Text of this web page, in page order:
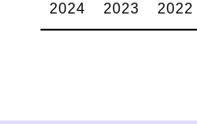
2024 2023 2022